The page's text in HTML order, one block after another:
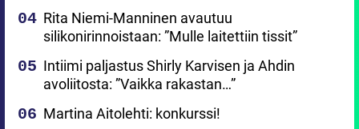
Rita Niemi-Manninen avautuu
silikonirinnoistaan: ”Mulle laitettiin tissit”
Intiimi paljastus Shirly Karvisen ja Ahdin
avoliitosta: ”Vaikka rakastan…”
Martina Aitolehti: konkurssi!